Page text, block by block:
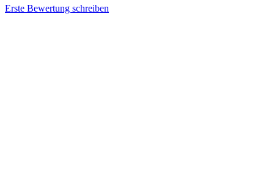
Erste Bewertung schreiben